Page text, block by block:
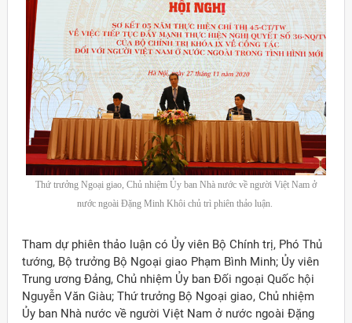
Thứ trưởng Ngoại giao, Chủ nhiệm Ủy ban Nhà nước về người Việt Nam ở
nước ngoài Đặng Minh Khôi chủ trì phiên thảo luận.
Tham dự phiên thảo luận có Ủy viên Bộ Chính trị, Phó Thủ
tướng, Bộ trưởng Bộ Ngoại giao Phạm Bình Minh; Ủy viên
Trung ương Đảng, Chủ nhiệm Ủy ban Đối ngoại Quốc hội
Nguyễn Văn Giàu; Thứ trưởng Bộ Ngoại giao, Chủ nhiệm
Ủy ban Nhà nước về người Việt Nam ở nước ngoài Đặng